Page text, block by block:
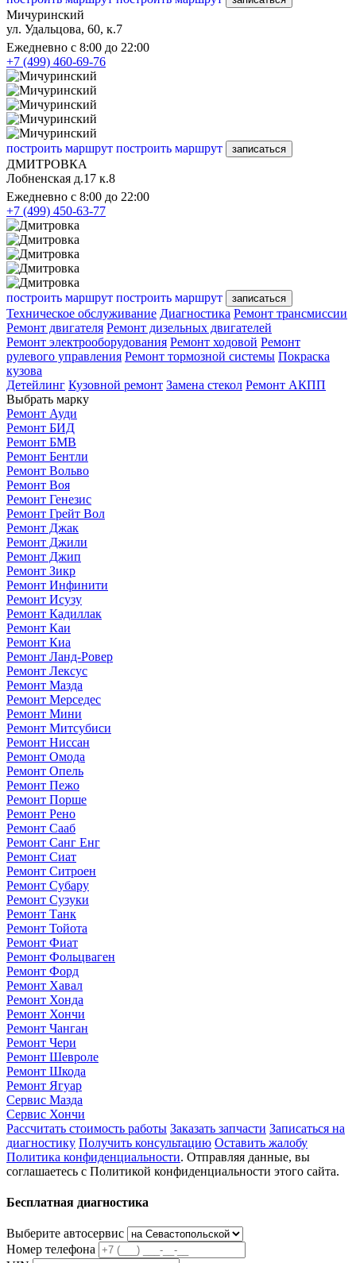
Мичуринский
ул. Удальцова, 60, к.7
Ежедневно с 8:00 до 22:00
+7 (499) 460-69-76
построить маршрут построить маршрут записаться
ДМИТРОВКА
Лобненская д.17 к.8
Ежедневно с 8:00 до 22:00
+7 (499) 450-63-77
построить маршрут построить маршрут записаться
Техническое обслуживание Диагностика Ремонт трансмиссии
Ремонт двигателя Ремонт дизельных двигателей
Ремонт электрооборудования Ремонт ходовой Ремонт
рулевого управления Ремонт тормозной системы Покраска
кузова
Детейлинг Кузовной ремонт Замена стекол Ремонт АКПП
Выбрать марку
Ремонт Ауди
Ремонт БИД
Ремонт БМВ
Ремонт Бентли
Ремонт Вольво
Ремонт Воя
Ремонт Генезис
Ремонт Грейт Вол
Ремонт Джак
Ремонт Джили
Ремонт Джип
Ремонт Зикр
Ремонт Инфинити
Ремонт Исузу
Ремонт Кадиллак
Ремонт Каи
Ремонт Киа
Ремонт Ланд-Ровер
Ремонт Лексус
Ремонт Мазда
Ремонт Мерседес
Ремонт Мини
Ремонт Митсубиси
Ремонт Ниссан
Ремонт Омода
Ремонт Опель
Ремонт Пежо
Ремонт Порше
Ремонт Рено
Ремонт Сааб
Ремонт Санг Енг
Ремонт Сиат
Ремонт Ситроен
Ремонт Субару
Ремонт Сузуки
Ремонт Танк
Ремонт Тойота
Ремонт Фиат
Ремонт Фольцваген
Ремонт Форд
Ремонт Хавал
Ремонт Хонда
Ремонт Хончи
Ремонт Чанган
Ремонт Чери
Ремонт Шевроле
Ремонт Шкода
Ремонт Ягуар
Сервис Мазда
Сервис Хончи
Рассчитать стоимость работы Заказать запчасти Записаться на
диагностику Получить консультацию Оставить жалобу
Политика конфиденциальности. Отправляя данные, вы
соглашаетесь с Политикой конфиденциальности этого сайта.
Бесплатная диагностика
Выберите автосервис
Номер телефона